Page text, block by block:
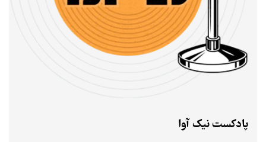
پادکست نیک آوا